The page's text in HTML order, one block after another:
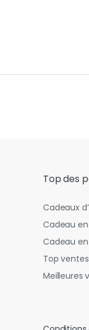
Top des
Cadeaux
Cadeau
Cadeau
Top
Meilleures